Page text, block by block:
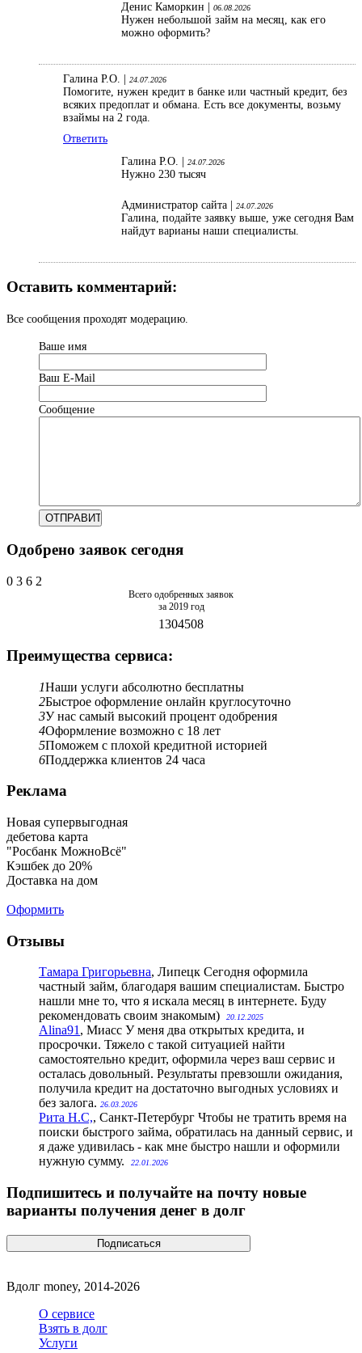
Денис Каморкин | 06.08.2026
Нужен небольшой займ на месяц, как его
можно оформить?
Галина Р.О. | 24.07.2026
Помогите, нужен кредит в банке или частный кредит, без
всяких предоплат и обмана. Есть все документы, возьму
взаймы на 2 года.
Ответить
Галина Р.О. |
24.07.2026
Нужно 230 тысяч
Администратор сайта | 24.07.2026
Галина, подайте заявку выше, уже сегодня Вам
найдут варианы наши специалисты.
Оставить комментарий:
Все сообщения проходят модерацию.
Ваше имя
Ваш Е-Mail
Сообщение
Одобрено заявок сегодня
0 3 6 2
Всего одобренных заявок
за 2019 год
1304508
Преимущества сервиса:
1Наши услуги абсолютно бесплатны
2Быстрое оформление онлайн круглосуточно
3У нас самый высокий процент одобрения
4Оформление возможно с 18 лет
5Поможем с плохой кредитной историей
6Поддержка клиентов 24 часа
Реклама
Новая супервыгодная
дебетова карта
"Росбанк МожноВсё"
Кэшбек до 20%
Доставка на дом
Оформить
Отзывы
Тамара Григорьевна, Липецк Сегодня оформила
частный займ, благодаря вашим специалистам. Быстро
нашли мне то, что я искала месяц в интернете. Буду
рекомендовать своим знакомым)
20.12.2025
Alina91, Миасс У меня два открытых кредита, и
просрочки. Тяжело с такой ситуацией найти
самостоятельно кредит, оформила через ваш сервис и
осталась довольный. Результаты превзошли ожидания,
получила кредит на достаточно выгодных условиях и
без залога. 26.03.2026
Рита Н.С,, Санкт-Петербург Чтобы не тратить время на
поиски быстрого займа, обратилась на данный сервис, и
я даже удивилась - как мне быстро нашли и оформили
нужную сумму.
22.01.2026
Подпишитесь и получайте на почту новые
варианты получения денег в долг
Вдолг money, 2014-2026
О сервисе
Взять в долг
Услуги